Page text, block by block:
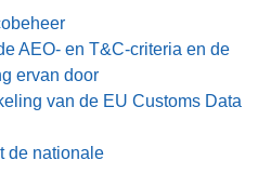
AEO- en T&C-criteria en de
ervan door
van de EU Customs Data
de nationale